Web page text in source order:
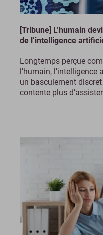
[Tribune] L’humain
de l’intelligence
Longtemps perçue
l’humain,
un basculement
contente plus